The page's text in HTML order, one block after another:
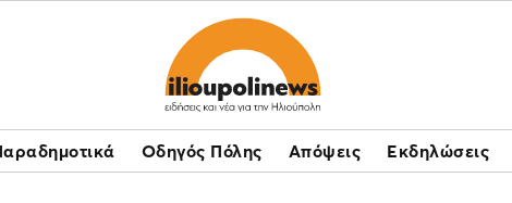
Οδηγός Πόλης Απόψεις Εκδηλώσεις